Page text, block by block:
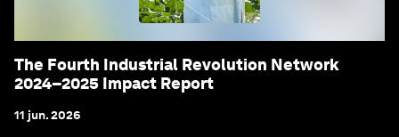
The Fourth Industrial Revolution Network
2024–2025 Impact Report
11 jun. 2026